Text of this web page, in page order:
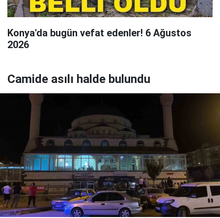
Konya'da bugün vefat edenler! 6 Ağustos
2026
Camide asılı halde bulundu